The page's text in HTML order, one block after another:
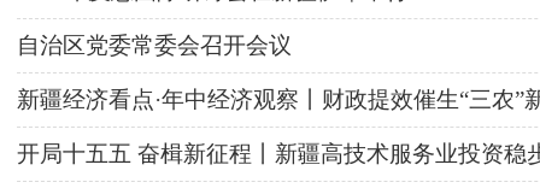
自治区党委常委会召开会议
新疆经济看点·年中经济观察丨财政提效催生“三农”
开局十五五 奋楫新征程丨新疆高技术服务业投资稳